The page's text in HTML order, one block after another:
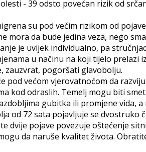
- 39 odsto povećan rizik od
su pod većim rizikom od
mora da bude jedina veza, nego
je uvijek individualno, pa
u načinu na koji tijelo prelazi
zauzvrat, pogoršati glavobolju.
pod većom vjerovatnoćom da
kod odraslih. Temelj mogu biti
gubitka ili promjene vida,
od 72 sata pojavljuje se dvostruko
dvije pojave povezuje oštećenje
da naruše kvalitet života.